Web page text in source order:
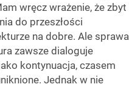
wręcz wrażenie, że zbyt
do przeszłości
na dobre. Ale sprawa
zawsze dialoguje
kontynuacja, czasem
Jednak w nie